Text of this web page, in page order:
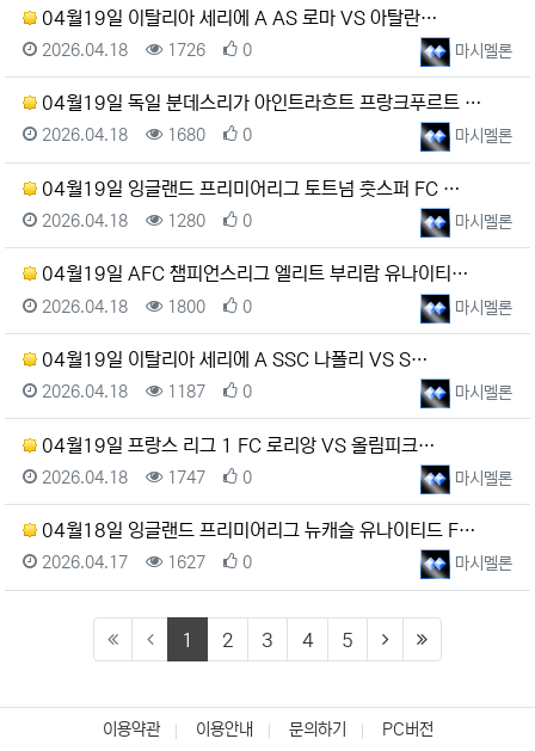
04월19일 이탈리아 세리에 A AS 로마 VS 아탈란…
등록자마시멜론
등록일
2026.04.18 조회
1726 추천
0
04월19일 독일 분데스리가 아인트라흐트 프랑크푸르트 …
등록자마시멜론
등록일
2026.04.18 조회
1680 추천
0
04월19일 잉글랜드 프리미어리그 토트넘 훗스퍼 FC …
등록자마시멜론
등록일
2026.04.18 조회
1280 추천
0
04월19일 AFC 챔피언스리그 엘리트 부리람 유나이티…
등록자마시멜론
등록일
2026.04.18 조회
1800 추천
0
04월19일 이탈리아 세리에 A SSC 나폴리 VS S…
등록자마시멜론
등록일
2026.04.18 조회
1187 추천
0
04월19일 프랑스 리그 1 FC 로리앙 VS 올림피크…
등록자마시멜론
등록일
2026.04.18 조회
1747 추천
0
04월18일 잉글랜드 프리미어리그 뉴캐슬 유나이티드 F…
등록자마시멜론
등록일
2026.04.17 조회
1627 추천
0
1 (current)
2 3 4 5 (next)(last)
이용약관 이용안내 문의하기 PC버전